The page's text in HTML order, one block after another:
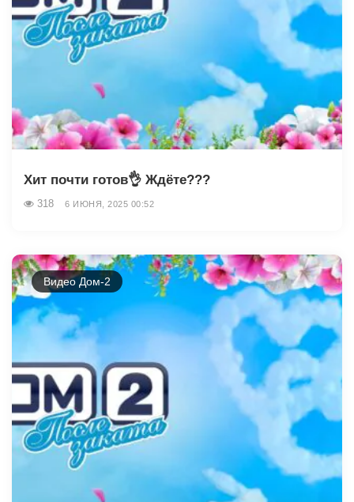
Хит почти готов👌 Ждёте???
318 6 ИЮНЯ, 2025 00:52
Видео Дом-2